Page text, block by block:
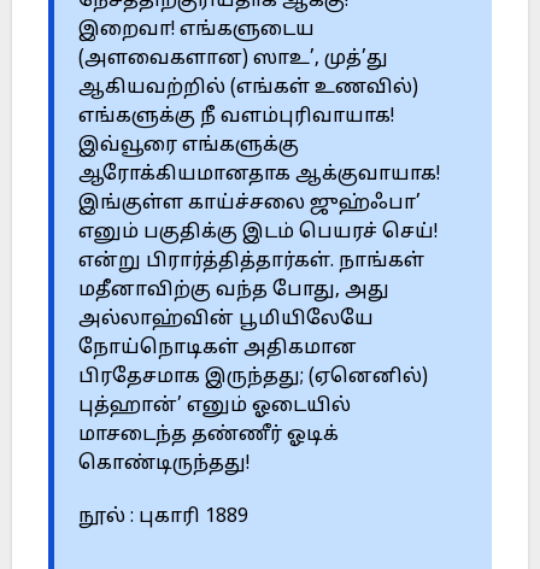
இறைவா! எங்களுடைய
(அளவைகளான) ஸாஉ’, முத்’து
ஆகியவற்றில் (எங்கள் உணவில்)
எங்களுக்கு நீ வளம்புரிவாயாக!
இவ்வூரை எங்களுக்கு
ஆரோக்கியமானதாக ஆக்குவாயாக!
இங்குள்ள காய்ச்சலை ஜுஹ்ஃபா’
எனும் பகுதிக்கு இடம் பெயரச் செய்!
என்று பிரார்த்தித்தார்கள். நாங்கள்
மதீனாவிற்கு வந்த போது, அது
அல்லாஹ்வின் பூமியிலேயே
நோய்நொடிகள் அதிகமான
பிரதேசமாக இருந்தது; (ஏனெனில்)
புத்ஹான்’ எனும் ஓடையில்
மாசடைந்த தண்ணீர் ஓடிக்
கொண்டிருந்தது!
நூல் : புகாரி 1889